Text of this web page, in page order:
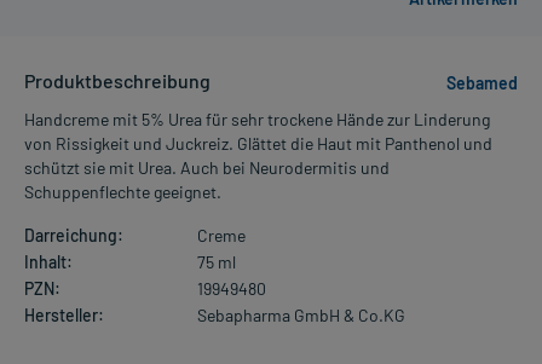
Produktbeschreibung
Sebamed
Handcreme mit 5% Urea für sehr trockene Hände zur Linderung
von Rissigkeit und Juckreiz. Glättet die Haut mit Panthenol und
schützt sie mit Urea. Auch bei Neurodermitis und
Schuppenflechte geeignet.
Darreichung:
Creme
Inhalt:
75 ml
PZN:
19949480
Hersteller:
Sebapharma GmbH & Co.KG